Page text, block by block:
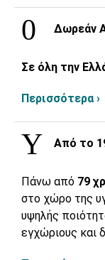
Δωρεάν
Σε όλη την
Περισσότερα ›
Από το
Πάνω από 79
στο χώρο της
υψηλής
εγχώριους και